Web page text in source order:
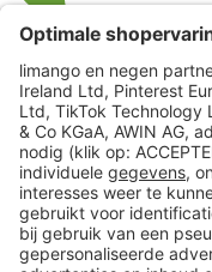
limango
Veilig winkelen
Klantenservice
Shop